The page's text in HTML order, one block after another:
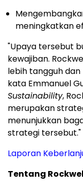
meningkatkan
"Upaya tersebut
kewajiban.
lebih tangguh
kata Emmanuel
Sustainability,
merupakan
menunjukkan
strategi tersebut."
Laporan
Tentang